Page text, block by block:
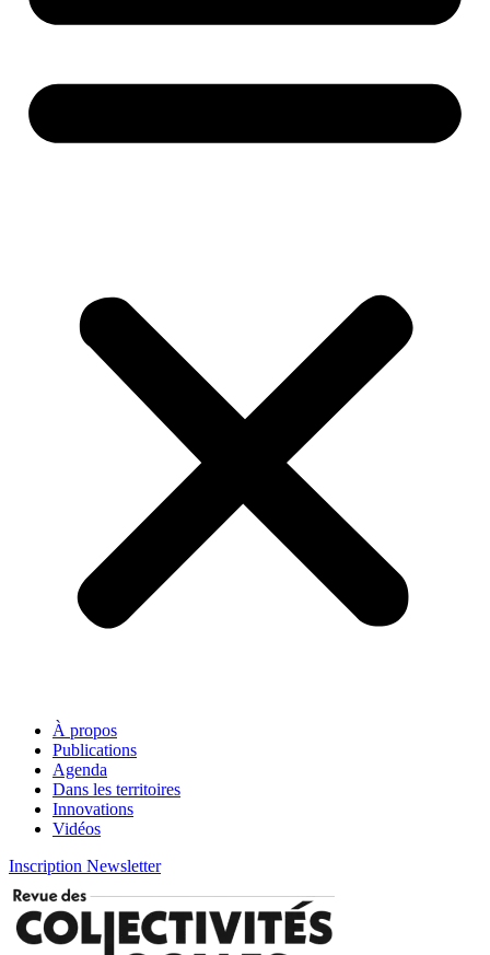
À propos
Publications
Agenda
Dans les territoires
Innovations
Vidéos
Inscription Newsletter